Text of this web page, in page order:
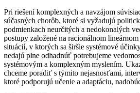
Pri riešení komplexných a navzájom
súčasných chorôb, ktoré si vyžadujú
podmienkach neurčitých a nedokonalých
postupy založené na racionálnom
situácií, v ktorých sa širšie systémové
nedajú plne odhadnúť potrebujeme
systémovým a komplexným myslením.
chceme poradiť s týmito nejasnosťami,
ktoré podporujú učenie a adaptáciu,